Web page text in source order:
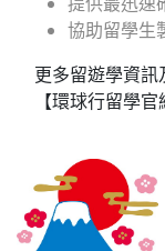
協助留學生
更多留遊學資
【環球行留學官